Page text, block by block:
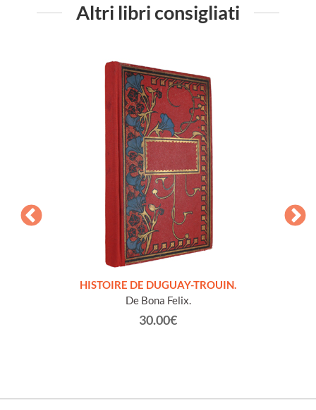
Altri libri consigliati
HISTOIRE DE DUGUAY-TROUIN.
De Bona Felix.
30.00€